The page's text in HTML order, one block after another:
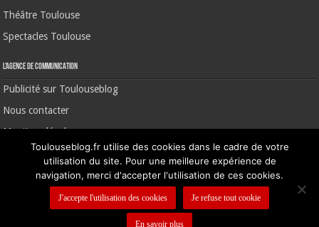
Théâtre Toulouse
Spectacles Toulouse
L’agence de communication
Publicité sur Toulouseblog
Nous contacter
Mentions légales
©2006-2026 Toulouse Blog | CNIL N° 1391640
Toulouseblog.fr utilise des cookies dans le cadre de votre
utilisation du site. Pour une meilleure expérience de
navigation, merci d'accepter l'utilisation de ces cookies.
J'accepte l'utilisation des cookies Je refuse tout cookie
En savoir plus